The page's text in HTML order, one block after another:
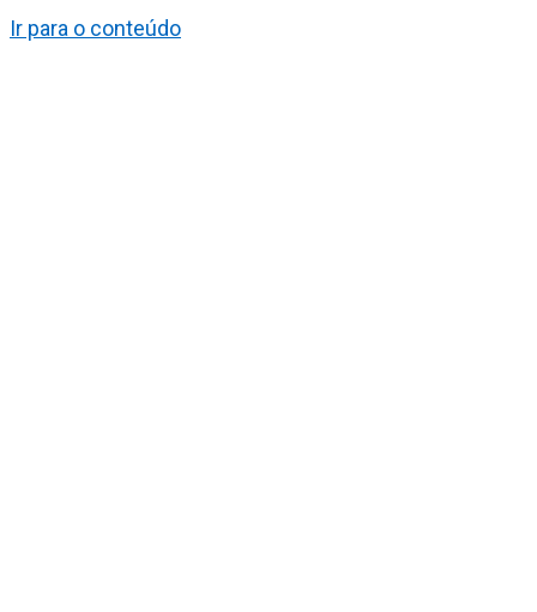
Ir para o conteúdo